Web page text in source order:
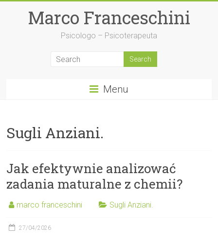
Marco Franceschini
Psicologo – Psicoterapeuta
Menu
Sugli Anziani.
Jak efektywnie analizować
zadania maturalne z chemii?
marco franceschini Sugli Anziani.
27/04/2026